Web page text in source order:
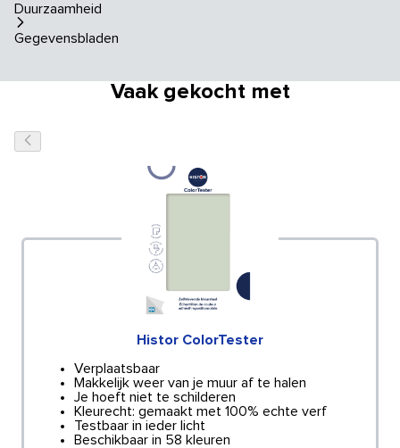
Duurzaamheid
Gegevensbladen
Vaak gekocht met
Histor ColorTester
Verplaatsbaar
Makkelijk weer van je muur af te halen
Je hoeft niet te schilderen
Kleurecht: gemaakt met 100% echte verf
Testbaar in ieder licht
Beschikbaar in 58 kleuren